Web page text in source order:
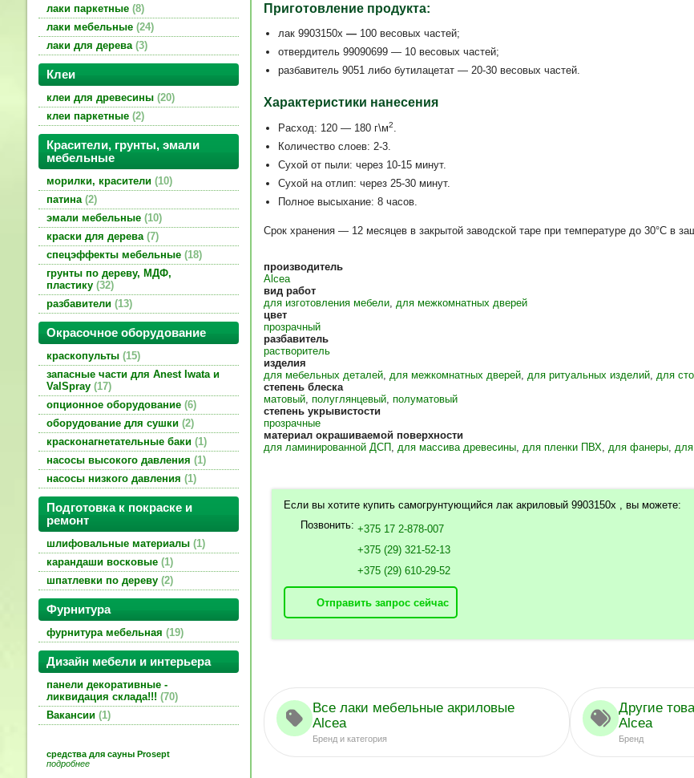
лаки паркетные 8
лаки мебельные 24
лаки для дерева 3
Клеи
клеи для древесины 20
клеи паркетные 2
Красители, грунты, эмали
мебельные
морилки, красители 10
патина 2
эмали мебельные 10
краски для дерева 7
спецэффекты мебельные 18
грунты по дереву, МДФ,
пластику 32
разбавители 13
Окрасочное оборудование
краскопульты 15
запасные части для Anest Iwata и
ValSpray 17
опционное оборудование 6
оборудование для сушки 2
красконагнетательные баки 1
насосы высокого давления 1
насосы низкого давления 1
Подготовка к покраске и
ремонт
шлифовальные материалы 1
карандаши восковые 1
шпатлевки по дереву 2
Фурнитура
фурнитура мебельная 19
Дизайн мебели и интерьера
панели декоративные -
ликвидация склада!!! 70
Вакансии 1
средства для сауны Prosept
подробнее
Приготовление продукта:
лак 9903150x — 100 весовых частей;
отвердитель 99090699 — 10 весовых частей;
разбавитель 9051 либо бутилацетат — 20-30 весовых частей.
Характеристики нанесения
Расход: 120 — 180 г\м2
Количество слоев: 2-3.
Сухой от пыли: через 10-15 минут.
Сухой на отлип: через 25-30 минут.
Полное высыхание: 8 часов.
Срок хранения — 12 месяцев в закрытой заводской таре при температуре до 30°С в
производитель
Alcea
вид работ
для изготовления мебели для межкомнатных дверей
цвет
прозрачный
разбавитель
растворитель
изделия
для мебельных деталей для межкомнатных дверей для ритуальных изделий для
степень блеска
матовый полуглянцевый полуматовый
степень укрывистости
прозрачные
материал окрашиваемой поверхности
для ламинированной ДСП
для массива древесины для пленки ПВХ для фанеры
Если вы хотите купить самогрунтующийся лак акриловый 9903150x , вы можете:
Позвонить: +375 17 2-878-007
+375 (29) 321-52-13
+375 (29) 610-29-52
Отправить запрос сейчас
Все лаки мебельные акриловые
Alcea
Бренд и категория
Другие
Alcea
Бренд